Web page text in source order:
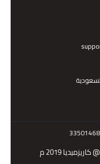
2019 م